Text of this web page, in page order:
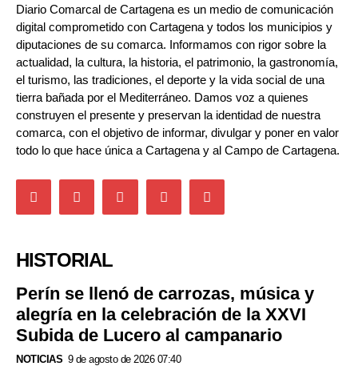
Diario Comarcal de Cartagena es un medio de comunicación
digital comprometido con Cartagena y todos los municipios y
diputaciones de su comarca. Informamos con rigor sobre la
actualidad, la cultura, la historia, el patrimonio, la gastronomía,
el turismo, las tradiciones, el deporte y la vida social de una
tierra bañada por el Mediterráneo. Damos voz a quienes
construyen el presente y preservan la identidad de nuestra
comarca, con el objetivo de informar, divulgar y poner en valor
todo lo que hace única a Cartagena y al Campo de Cartagena.
HISTORIAL
Perín se llenó de carrozas, música y
alegría en la celebración de la XXVI
Subida de Lucero al campanario
NOTICIAS 9 de agosto de 2026 07:40